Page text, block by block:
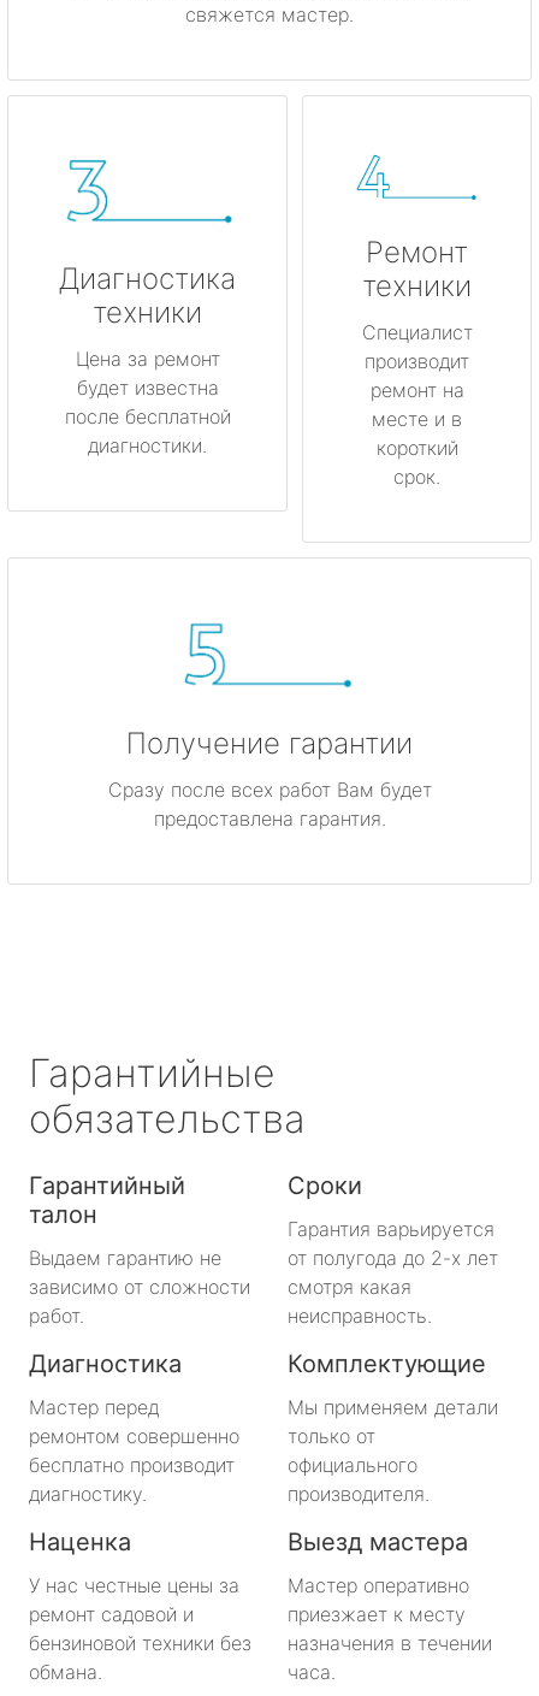
свяжется мастер.
Диагностика
техники
Цена за ремонт
будет известна
после бесплатной
диагностики.
Ремонт
техники
Специалист
производит
ремонт на
месте и в
короткий
срок.
Получение гарантии
Сразу после всех работ Вам будет
предоставлена гарантия.
Гарантийные
обязательства
Гарантийный
талон
Выдаем гарантию не
зависимо от сложности
работ.
Сроки
Гарантия варьируется
от полугода до 2-х лет
смотря какая
неисправность.
Диагностика
Мастер перед
ремонтом совершенно
бесплатно производит
диагностику.
Комплектующие
Мы применяем детали
только от
официального
производителя.
Наценка
У нас честные цены за
ремонт садовой и
бензиновой техники без
обмана.
Выезд мастера
Мастер оперативно
приезжает к месту
назначения в течении
часа.